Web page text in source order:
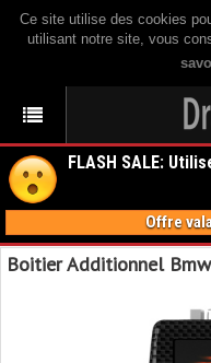
Ce site utilise des cookies
utilisant notre site, vous
FLASH SALE:
Offre
Boitier Additionnel